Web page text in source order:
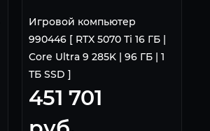
Игровой компьютер
990446 [ RTX 5070 Ti 16 ГБ |
Core Ultra 9 285K | 96 ГБ | 1
ТБ SSD ]
451 701